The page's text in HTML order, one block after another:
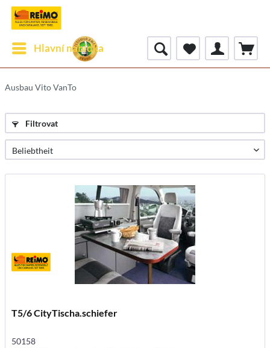
Hlavní nabídka
Ausbau Vito VanTo
Filtrovat
T5/6 CityTischa.schiefer
50158